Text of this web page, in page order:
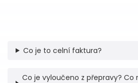
Co je to celní faktura?
Co je vyloučeno z přepravy? Co